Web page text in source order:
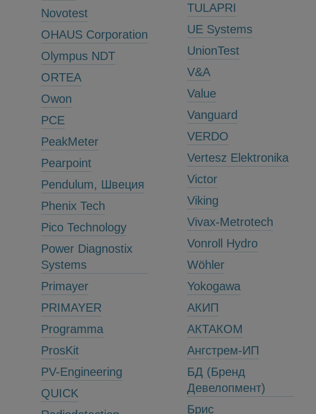
Novotest
OHAUS Corporation
Olympus NDT
ORTEA
Owon
PCE
PeakMeter
Pearpoint
Pendulum, Швеция
Phenix Tech
Pico Technology
Power Diagnostix
Systems
Primayer
PRIMAYER
Programma
ProsKit
PV-Engineering
QUICK
TULAPRI
UE Systems
UnionTest
V&A
Value
Vanguard
VERDO
Vertesz Elektronika
Victor
Viking
Vivax-Metrotech
Vonroll Hydro
Wöhler
Yokogawa
АКИП
АКТАКОМ
Ангстрем-ИП
БД (Бренд
Девелопмент)
Брис